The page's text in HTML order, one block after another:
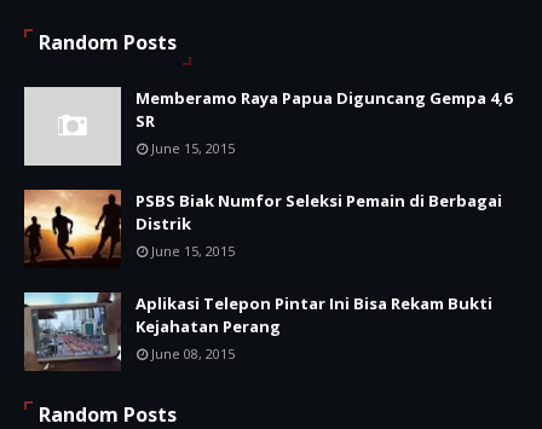
Random Posts
Memberamo Raya Papua Diguncang Gempa 4,6
SR
June 15, 2015
PSBS Biak Numfor Seleksi Pemain di Berbagai
Distrik
June 15, 2015
Aplikasi Telepon Pintar Ini Bisa Rekam Bukti
Kejahatan Perang
June 08, 2015
Random Posts